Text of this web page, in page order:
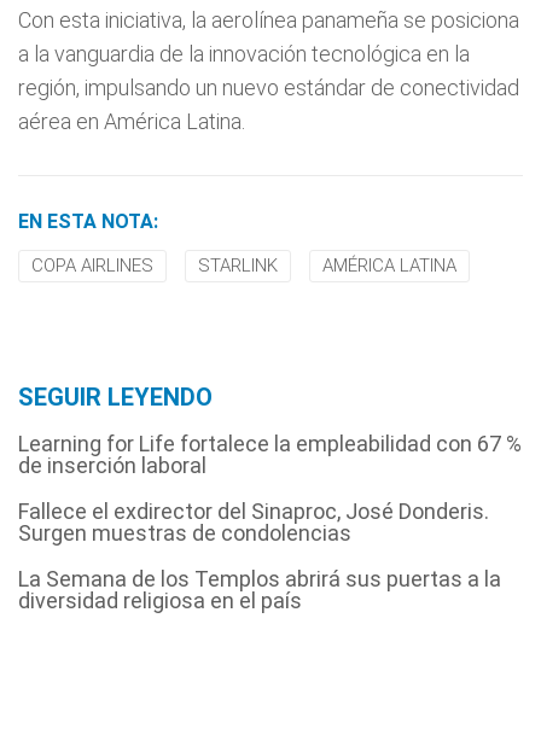
Con esta iniciativa, la aerolínea panameña se posiciona
a la vanguardia de la innovación tecnológica en la
región, impulsando un nuevo estándar de conectividad
aérea en América Latina.
EN ESTA NOTA:
COPA AIRLINES STARLINK AMÉRICA LATINA
SEGUIR LEYENDO
Learning for Life fortalece la empleabilidad con 67 %
de inserción laboral
Fallece el exdirector del Sinaproc, José Donderis.
Surgen muestras de condolencias
La Semana de los Templos abrirá sus puertas a la
diversidad religiosa en el país